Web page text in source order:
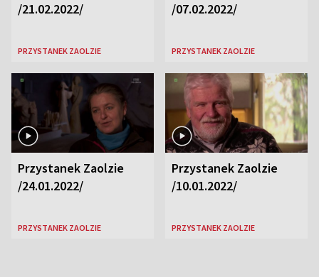
/21.02.2022/
PRZYSTANEK ZAOLZIE
/07.02.2022/
PRZYSTANEK ZAOLZIE
Przystanek Zaolzie
/24.01.2022/
PRZYSTANEK ZAOLZIE
Przystanek Zaolzie
/10.01.2022/
PRZYSTANEK ZAOLZIE